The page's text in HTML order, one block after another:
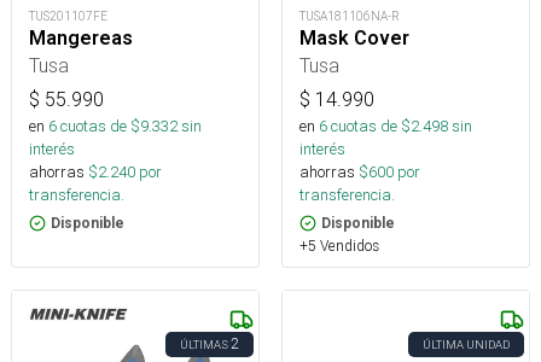
TUS201107FE
Mangereas
Tusa
$ 55.990
en 6cuotas de $9.332sin
interés
ahorras $2.240 por
transferencia.
Disponible
TUSA181106NA-R
Mask Cover
Tusa
$ 14.990
en 6cuotas de $2.498sin
interés
ahorras $600 por
transferencia.
Disponible
+5 Vendidos
ÚLTIMAS2 ÚLTIMA UNIDAD